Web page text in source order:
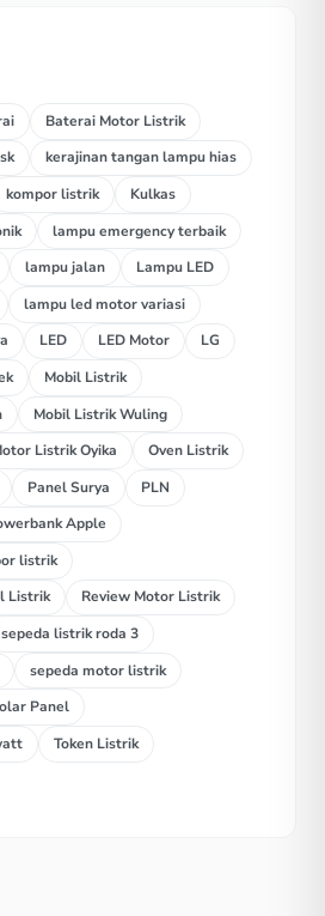
Baterai Motor Listrik
kerajinan tangan lampu hias
kompor listrik
Kulkas
lampu emergency terbaik
lampu jalan
Lampu LED
lampu led motor variasi
LED LED Motor
LG
Mobil Listrik
Mobil Listrik Wuling
Listrik Oyika
Oven Listrik
Panel Surya
PLN
Apple
listrik
Listrik
Review Motor Listrik
sepeda listrik roda 3
sepeda motor listrik
Panel
Token Listrik